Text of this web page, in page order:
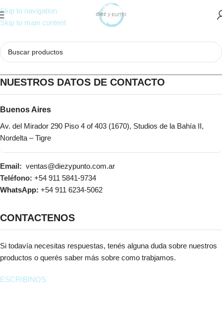
Skip to navigation
Skip to main content
NUESTROS DATOS DE CONTACTO
Buenos Aires
Av. del Mirador 290 Piso 4 of 403 (1670), Studios de la Bahía II,
Nordelta – Tigre
Email: ventas@diezypunto.com.ar
Teléfono: +54 911 5841-9734
WhatsApp: +54 911 6234-5062
CONTACTENOS
Si todavía necesitas respuestas, tenés alguna duda sobre nuestros
productos o querés saber más sobre como trabjamos.
ESCRIBINOS